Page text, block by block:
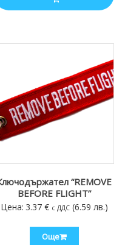
“REMOVE
BEFORE FLIGHT”
Цена: 3.37 € с ДДС (6.59 лв.)
Още